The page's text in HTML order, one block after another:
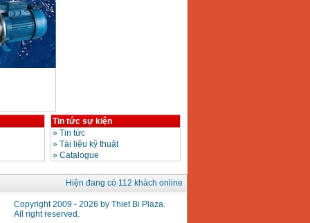
Tin tức sự kiện
» Tin tức
» Tài liệu kỹ thuật
» Catalogue
Hiện đang có 112 khách online
Copyright 2009 - 2026 by Thiet Bi Plaza.
All right reserved.